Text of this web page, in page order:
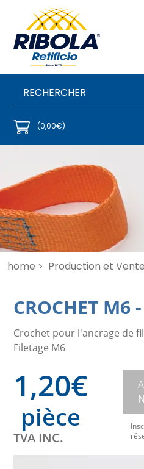
(0,00€)
home > Production et
CROCHET M6
Crochet pour l'ancrage de
Filetage M6
1,20€
pièce
TVA INC.